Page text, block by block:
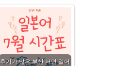
후기가 많은 부산 서면 일어